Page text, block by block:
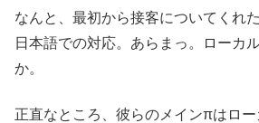
なんと、最初から接客についてくれ
日本語での対応。あらまっ。ローカ
か。
正直なところ、彼らのメインπはロ